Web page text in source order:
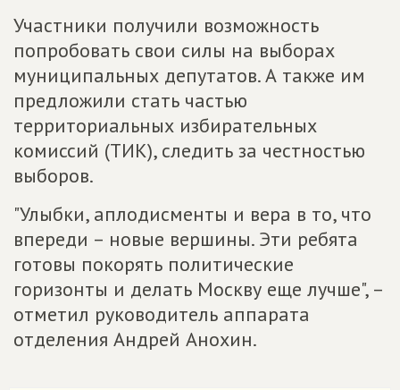
Участники получили возможность
попробовать свои силы на выборах
муниципальных депутатов. А также им
предложили стать частью
территориальных избирательных
комиссий (ТИК), следить за честностью
выборов.
"Улыбки, аплодисменты и вера в то, что
впереди – новые вершины. Эти ребята
готовы покорять политические
горизонты и делать Москву еще лучше", –
отметил руководитель аппарата
отделения Андрей Анохин.